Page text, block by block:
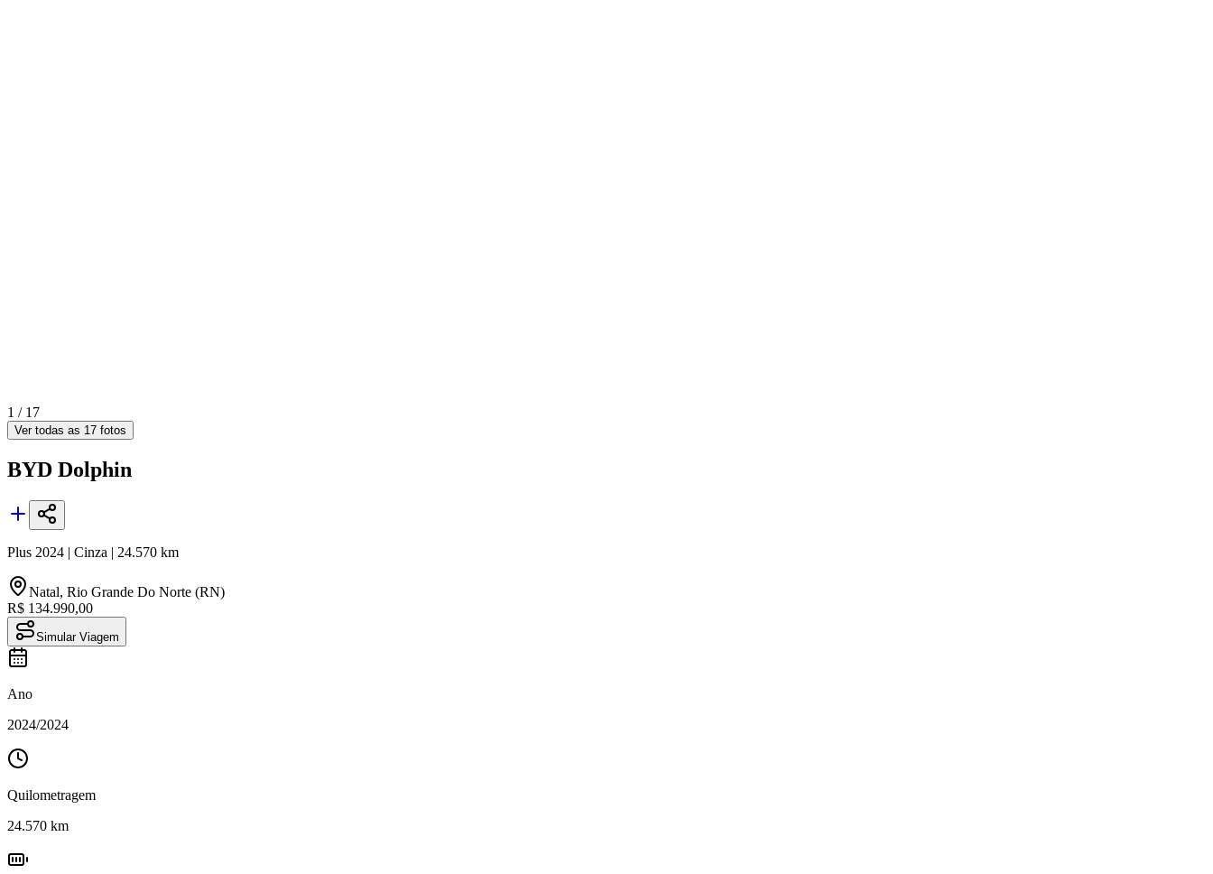
1 / 17
Ver todas as 17 fotos
BYD Dolphin
Plus 2024 | Cinza | 24.570 km
Natal, Rio Grande Do Norte (RN)
R$ 134.990,00
Simular Viagem
Ano
2024/2024
Quilometragem
24.570 km